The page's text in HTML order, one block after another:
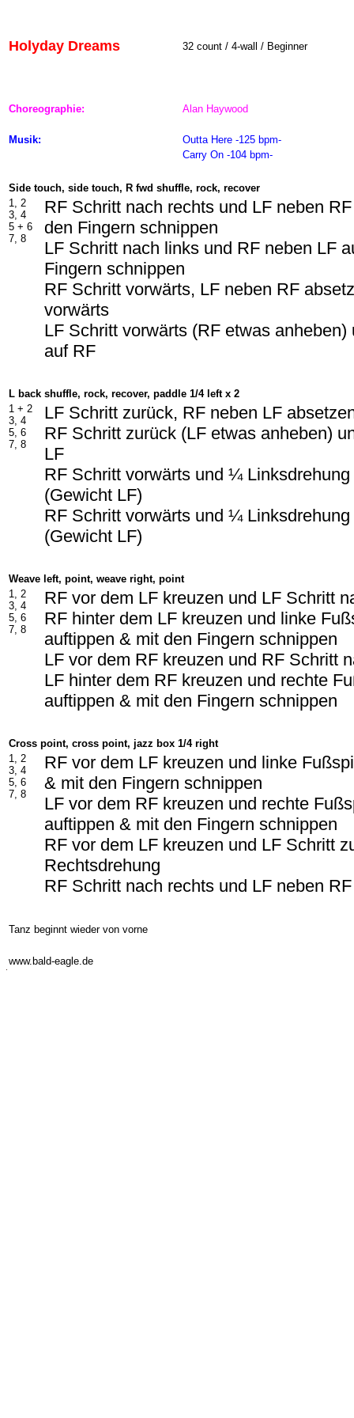
Holyday Dreams 32 count / 4-wall / Beginner
Choreographie: Alan Haywood
Musik:
Outta Here -125 bpm-
Carry On -104 bpm-
Side touch, side touch, R fwd shuffle, rock, recover
1, 2
3, 4
5 + 6
7, 8
RF Schritt nach rechts und LF neben
den Fingern schnippen
LF Schritt nach links und RF neben LF
Fingern schnippen
RF Schritt vorwärts, LF neben RF
vorwärts
LF Schritt vorwärts (RF etwas
auf RF
L back shuffle, rock, recover, paddle 1/4 left x 2
1 + 2
3, 4
5, 6
7, 8
LF Schritt zurück, RF neben LF
RF Schritt zurück (LF etwas anheben)
LF
RF Schritt vorwärts und ¼
(Gewicht LF)
RF Schritt vorwärts und ¼
(Gewicht LF)
Weave left, point, weave right, point
1, 2
3, 4
5, 6
7, 8
RF vor dem LF kreuzen und LF Schritt
RF hinter dem LF kreuzen und linke
auftippen & mit den Fingern schnippen
LF vor dem RF kreuzen und RF Schritt
LF hinter dem RF kreuzen und rechte
auftippen & mit den Fingern schnippen
Cross point, cross point, jazz box 1/4 right
1, 2
3, 4
5, 6
7, 8
RF vor dem LF kreuzen und linke
& mit den Fingern schnippen
LF vor dem RF kreuzen und rechte
auftippen & mit den Fingern schnippen
RF vor dem LF kreuzen und LF Schritt
Rechtsdrehung
RF Schritt nach rechts und LF neben
Tanz beginnt wieder von vorne
www.bald-eagle.de